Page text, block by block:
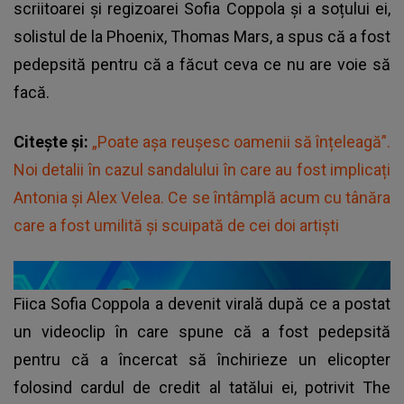
scriitoarei și regizoarei Sofia Coppola și a soțului ei,
solistul de la Phoenix, Thomas Mars, a spus că a fost
pedepsită pentru că a făcut ceva ce nu are voie să
facă.
Citește și: „Poate așa reușesc oamenii să înțeleagă”.
Noi detalii în cazul sandalului în care au fost implicați
Antonia și Alex Velea. Ce se întâmplă acum cu tânăra
care a fost umilită și scuipată de cei doi artiști
Fiica Sofia Coppola a devenit virală după ce a postat
un videoclip în care spune că a fost pedepsită
pentru că a încercat să închirieze un elicopter
folosind cardul de credit al tatălui ei, potrivit The